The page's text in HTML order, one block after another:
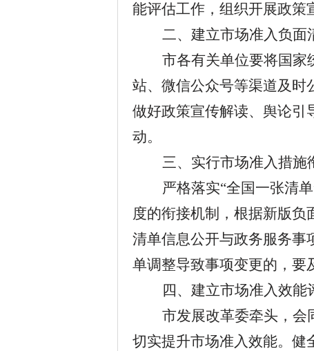
能评估工作，组织开展政策
二、建立市场准入负面
市各有关单位要将国家
站、微信公众号等渠道及时
做好政策宣传解读、舆论引
动。
三、实行市场准入措施
严格落实“全国一张清
度的衔接机制，根据新版
清单信息公开与政务服务事
单调整导致事项变更的，要
四、建立市场准入效能
市发展改革委牵头，会
切实提升市场准入效能。健